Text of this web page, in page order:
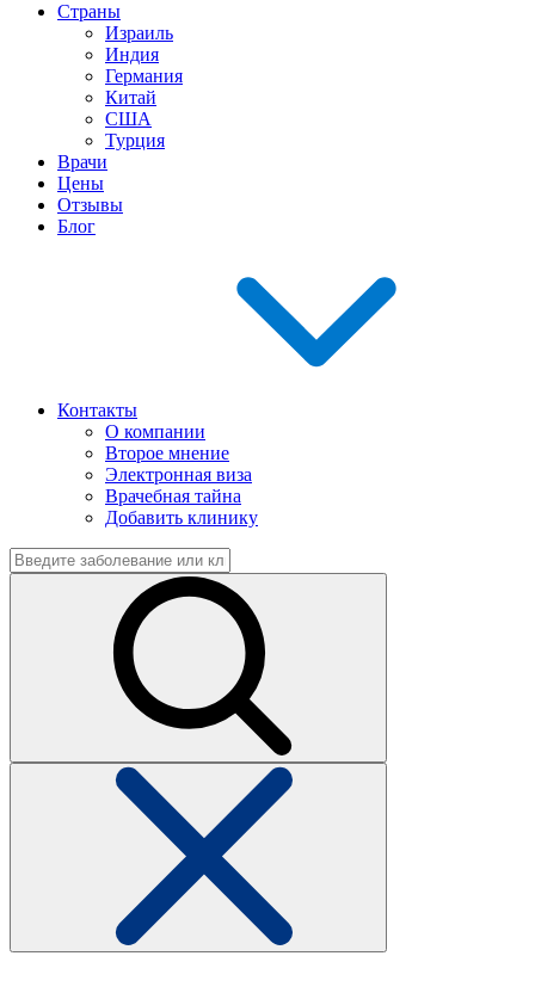
Страны
Израиль
Индия
Германия
Китай
США
Турция
Врачи
Цены
Отзывы
Блог
Контакты
О компании
Второе мнение
Электронная виза
Врачебная тайна
Добавить клинику